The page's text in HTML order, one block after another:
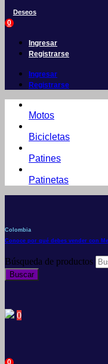
Deseos
0
Ingresar
Registrarse
Ingresar
Registrarse
Motos
Bicicletas
Patines
Patinetas
Colombia
Conoce por qué debes vender con
Búsqueda de productos
Buscar
0
0